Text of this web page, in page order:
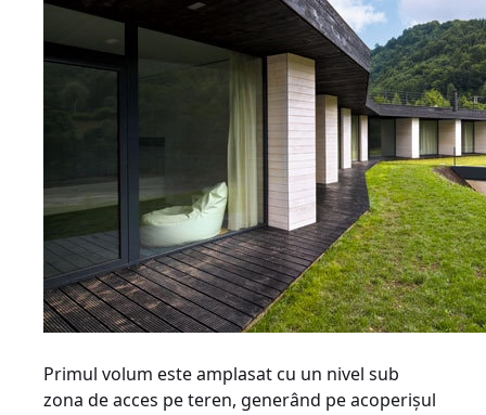
Primul volum este amplasat cu un nivel sub
zona de acces pe teren, generând pe acoperişul